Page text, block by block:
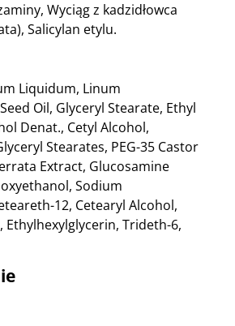
Wyciąg z kadzidłowca
Salicylan etylu.
Liquidum, Linum
Oil, Glyceryl Stearate, Ethyl
Denat., Cetyl Alcohol,
Stearates, PEG-35 Castor
Extract, Glucosamine
Sodium
12, Cetearyl Alcohol,
Ethylhexylglycerin, Trideth-6,